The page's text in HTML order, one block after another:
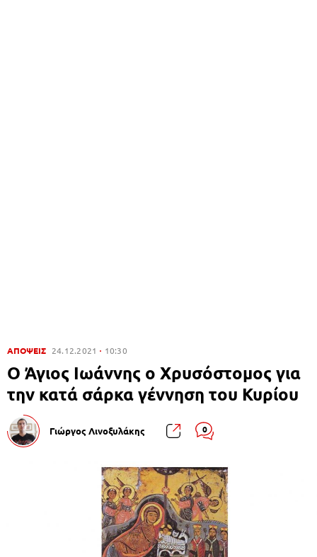
ΑΠΟΨΕΙΣ 24.12.2021 10:30
Ο Άγιος Ιωάννης ο Χρυσόστομος για
την κατά σάρκα γέννηση του Κυρίου
Γιώργος Λινοξυλάκης 0